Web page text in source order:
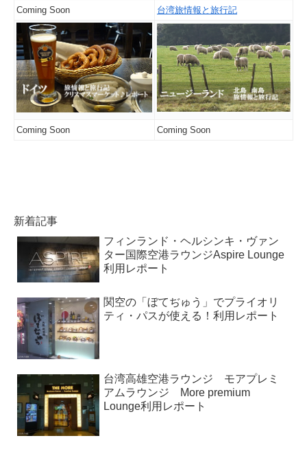
Coming Soon 台湾旅情報と旅行記
Coming Soon Coming Soon
新着記事
フィンランド・ヘルシンキ・ヴァン
ター国際空港ラウンジAspire Lounge
利用レポート
関空の「ぼてぢゅう」でプライオリ
ティ・パスが使える！利用レポート
台湾高雄空港ラウンジ モアプレミ
アムラウンジ More premium
Lounge利用レポート